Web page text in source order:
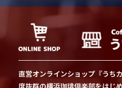
直営オンラインショップ『うち